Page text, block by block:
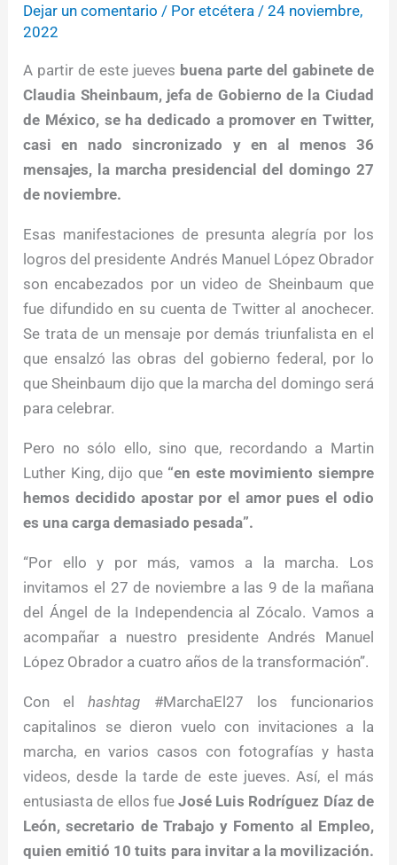
Dejar un comentario / Poretcétera /24 noviembre,
2022
A partir de este jueves buena parte del gabinete de
Claudia Sheinbaum, jefa de Gobierno de la Ciudad
de México, se ha dedicado a promover en Twitter,
casi en nado sincronizado y en al menos 36
mensajes, la marcha presidencial del domingo 27
de noviembre.
Esas manifestaciones de presunta alegría por los
logros del presidente Andrés Manuel López Obrador
son encabezados por un video de Sheinbaum que
fue difundido en su cuenta de Twitter al anochecer.
Se trata de un mensaje por demás triunfalista en el
que ensalzó las obras del gobierno federal, por lo
que Sheinbaum dijo que la marcha del domingo será
para celebrar.
Pero no sólo ello, sino que, recordando a Martin
Luther King, dijo que “en este movimiento siempre
hemos decidido apostar por el amor pues el odio
es una carga demasiado pesada”.
“Por ello y por más, vamos a la marcha. Los
invitamos el 27 de noviembre a las 9 de la mañana
del Ángel de la Independencia al Zócalo. Vamos a
acompañar a nuestro presidente Andrés Manuel
López Obrador a cuatro años de la transformación”.
Con elhashtag #MarchaEl27 los funcionarios
capitalinos se dieron vuelo con invitaciones a la
marcha, en varios casos con fotografías y hasta
videos, desde la tarde de este jueves. Así, el más
entusiasta de ellos fue José Luis Rodríguez Díaz de
León, secretario de Trabajo y Fomento al Empleo,
quien emitió 10 tuits para invitar a la movilización.